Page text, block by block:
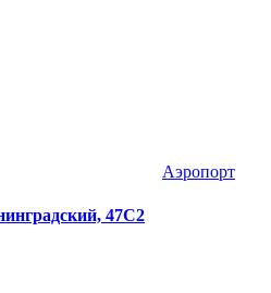
Аэропорт
47С2